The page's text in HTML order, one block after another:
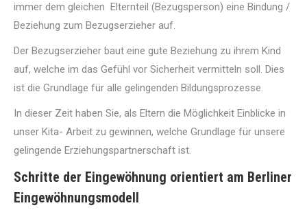
immer dem gleichen Elternteil (Bezugsperson) eine Bindung /
Beziehung zum Bezugserzieher auf.
Der Bezugserzieher baut eine gute Beziehung zu ihrem Kind
auf, welche im das Gefühl vor Sicherheit vermitteln soll. Dies
ist die Grundlage für alle gelingenden Bildungsprozesse.
In dieser Zeit haben Sie, als Eltern die Möglichkeit Einblicke in
unser Kita- Arbeit zu gewinnen, welche Grundlage für unsere
gelingende Erziehungspartnerschaft ist.
Schritte der Eingewöhnung orientiert am Berliner
Eingewöhnungsmodell